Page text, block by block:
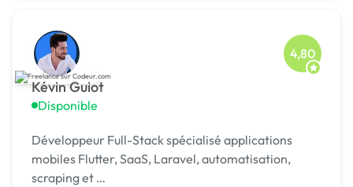
Kévin Guiot
Disponible
4,80
Développeur Full-Stack spécialisé applications
mobiles Flutter, SaaS, Laravel, automatisation,
scraping et …